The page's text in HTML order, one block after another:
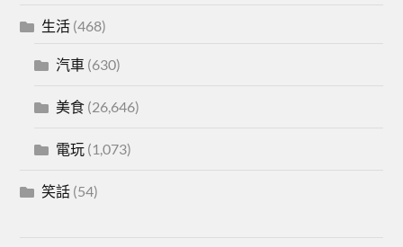
生活 (468)
汽車 (630)
美食 (26,646)
電玩 (1,073)
笑話 (54)